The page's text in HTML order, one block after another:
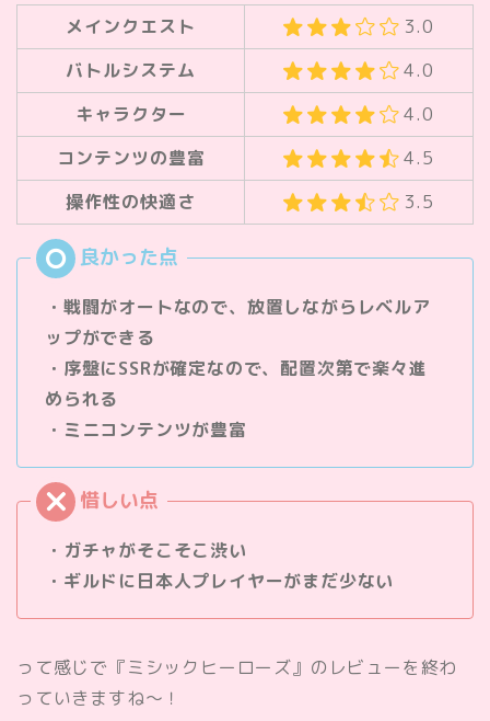
メインクエスト
3.0
バトルシステム
4.0
キャラクター
4.0
コンテンツの豊富
4.5
操作性の快適さ
3.5
・戦闘がオートなので、放置しながらレベルア
ップができる
・序盤にSSRが確定なので、配置次第で楽々進
められる
・ミニコンテンツが豊富
・ガチャがそこそこ渋い
・ギルドに日本人プレイヤーがまだ少ない
って感じで『ミシックヒーローズ』のレビューを終わ
っていきますね〜！